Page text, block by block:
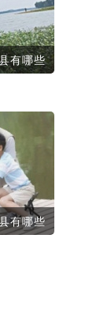
有哪些
有哪些